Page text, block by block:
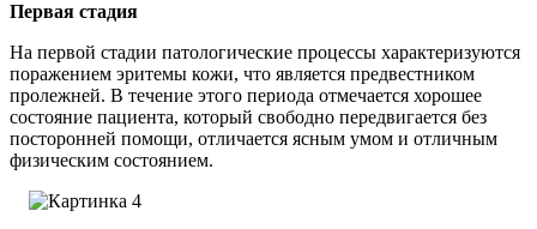
Первая стадия
На первой стадии патологические процессы характеризуются
поражением эритемы кожи, что является предвестником
пролежней. В течение этого периода отмечается хорошее
состояние пациента, который свободно передвигается без
посторонней помощи, отличается ясным умом и отличным
физическим состоянием.